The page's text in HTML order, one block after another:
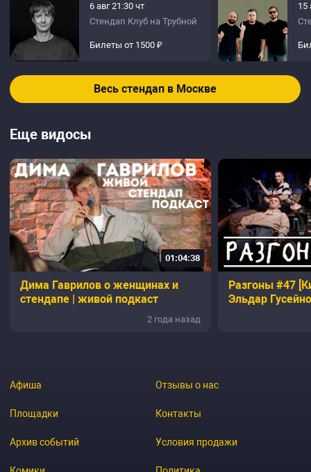
6 авг 21:30 чт
Стендап Клуб на Трубной
Билеты от 1500 ₽
15
Весь стендап в Москве
Еще видосы
01:04:38
Дима Гаврилов о женщинах и
стендапе | живой подкаст
2 года назад
Разгоны #47
Эльдар
Афиша
Площадки
Архив событий
Отзывы о нас
Контакты
Условия продажи